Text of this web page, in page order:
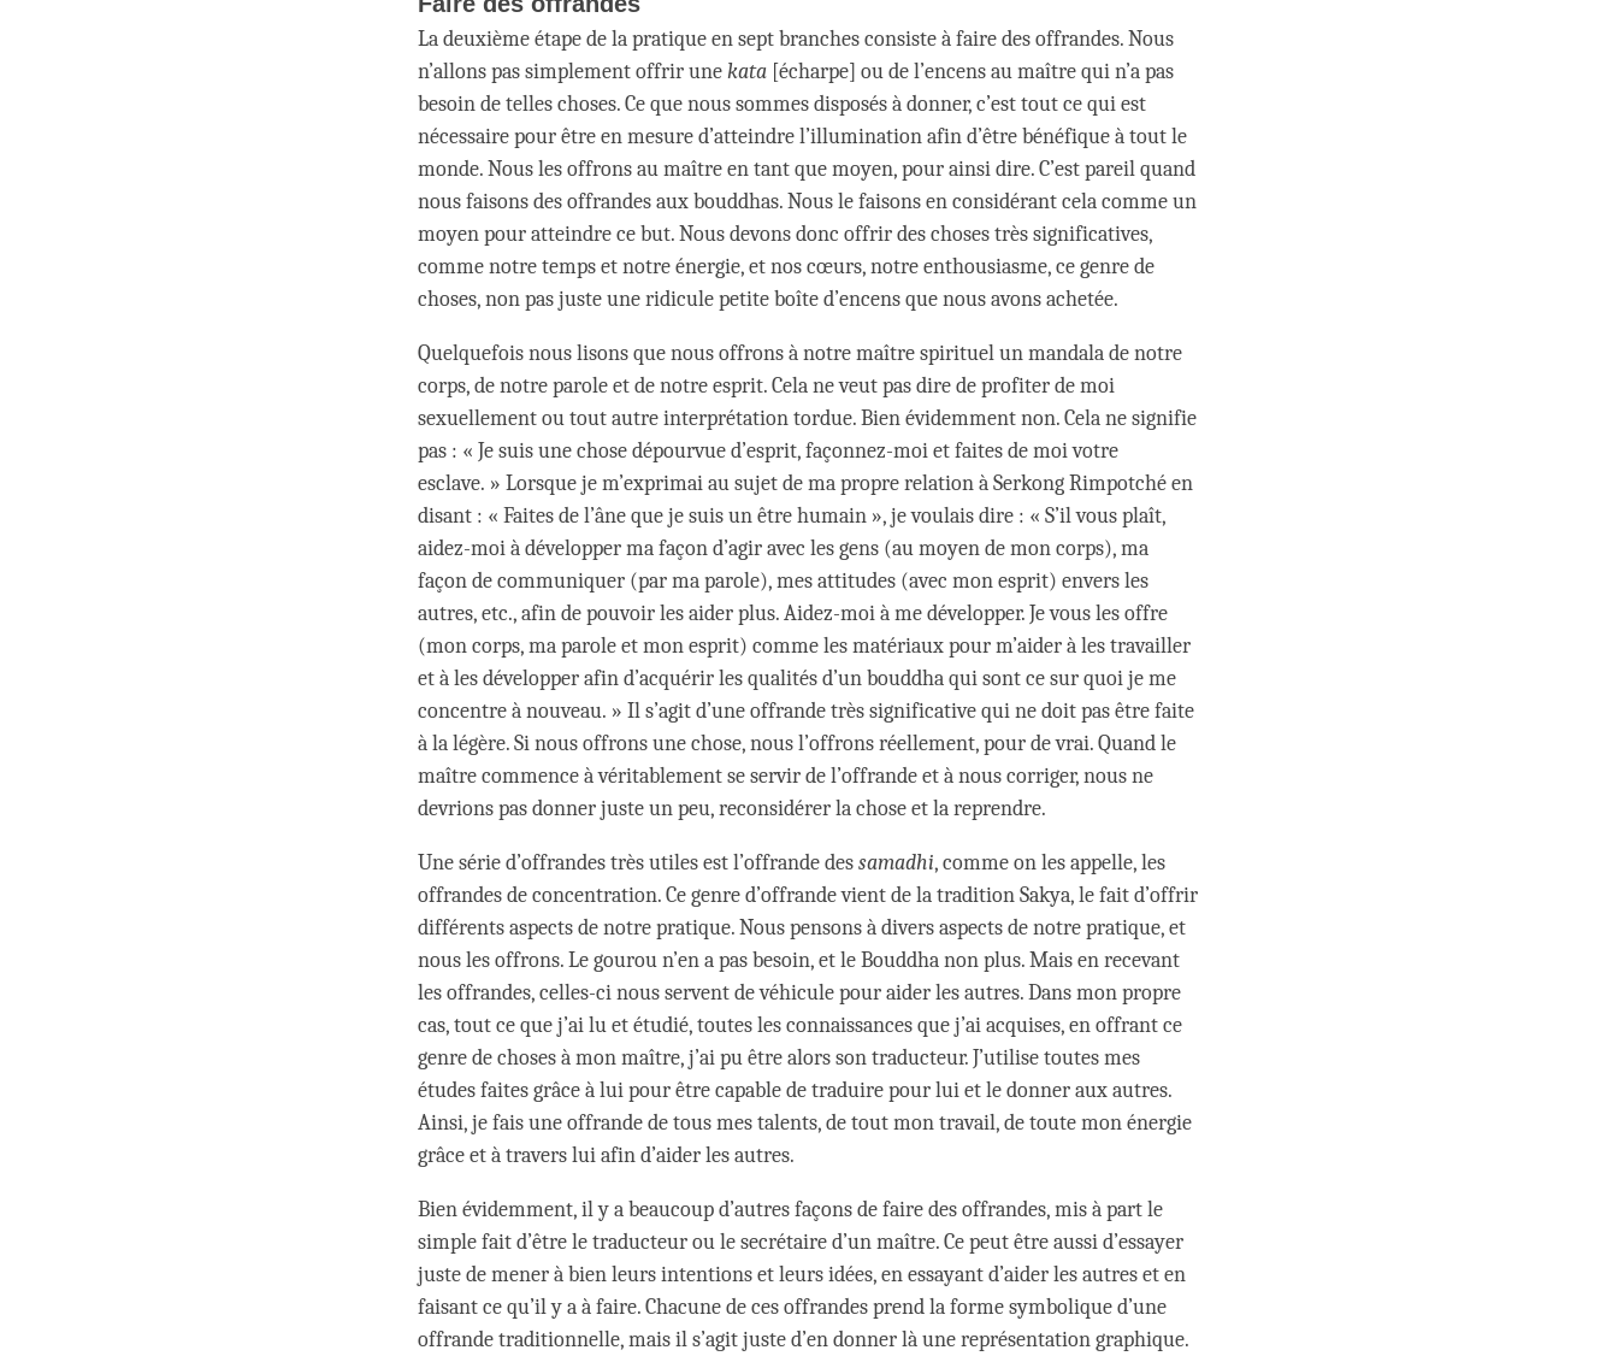
La deuxième étape de la pratique en sept branches consiste à faire des offrandes. Nous
n’allons pas simplement offrir unekata [écharpe] ou de l’encens au maître qui n’a pas
besoin de telles choses. Ce que nous sommes disposés à donner, c’est tout ce qui est
nécessaire pour être en mesure d’atteindre l’illumination afin d’être bénéfique à tout le
monde. Nous les offrons au maître en tant que moyen, pour ainsi dire. C’est pareil quand
nous faisons des offrandes aux bouddhas. Nous le faisons en considérant cela comme un
moyen pour atteindre ce but. Nous devons donc offrir des choses très significatives,
comme notre temps et notre énergie, et nos cœurs, notre enthousiasme, ce genre de
choses, non pas juste une ridicule petite boîte d’encens que nous avons achetée.
Quelquefois nous lisons que nous offrons à notre maître spirituel un mandala de notre
corps, de notre parole et de notre esprit. Cela ne veut pas dire de profiter de moi
sexuellement ou tout autre interprétation tordue. Bien évidemment non. Cela ne signifie
pas : « Je suis une chose dépourvue d’esprit, façonnez-moi et faites de moi votre
esclave. » Lorsque je m’exprimai au sujet de ma propre relation à Serkong Rimpotché en
disant : « Faites de l’âne que je suis un être humain », je voulais dire : « S’il vous plaît,
aidez-moi à développer ma façon d’agir avec les gens (au moyen de mon corps), ma
façon de communiquer (par ma parole), mes attitudes (avec mon esprit) envers les
autres, etc., afin de pouvoir les aider plus. Aidez-moi à me développer. Je vous les offre
(mon corps, ma parole et mon esprit) comme les matériaux pour m’aider à les travailler
et à les développer afin d’acquérir les qualités d’un bouddha qui sont ce sur quoi je me
concentre à nouveau. » Il s’agit d’une offrande très significative qui ne doit pas être faite
à la légère. Si nous offrons une chose, nous l’offrons réellement, pour de vrai. Quand le
maître commence à véritablement se servir de l’offrande et à nous corriger, nous ne
devrions pas donner juste un peu, reconsidérer la chose et la reprendre.
Une série d’offrandes très utiles est l’offrande dessamadhi, comme on les appelle, les
offrandes de concentration. Ce genre d’offrande vient de la tradition Sakya, le fait d’offrir
différents aspects de notre pratique. Nous pensons à divers aspects de notre pratique, et
nous les offrons. Le gourou n’en a pas besoin, et le Bouddha non plus. Mais en recevant
les offrandes, celles-ci nous servent de véhicule pour aider les autres. Dans mon propre
cas, tout ce que j’ai lu et étudié, toutes les connaissances que j’ai acquises, en offrant ce
genre de choses à mon maître, j’ai pu être alors son traducteur. J’utilise toutes mes
études faites grâce à lui pour être capable de traduire pour lui et le donner aux autres.
Ainsi, je fais une offrande de tous mes talents, de tout mon travail, de toute mon énergie
grâce et à travers lui afin d’aider les autres.
Bien évidemment, il y a beaucoup d’autres façons de faire des offrandes, mis à part le
simple fait d’être le traducteur ou le secrétaire d’un maître. Ce peut être aussi d’essayer
juste de mener à bien leurs intentions et leurs idées, en essayant d’aider les autres et en
faisant ce qu’il y a à faire. Chacune de ces offrandes prend la forme symbolique d’une
offrande traditionnelle, mais il s’agit juste d’en donner là une représentation graphique.